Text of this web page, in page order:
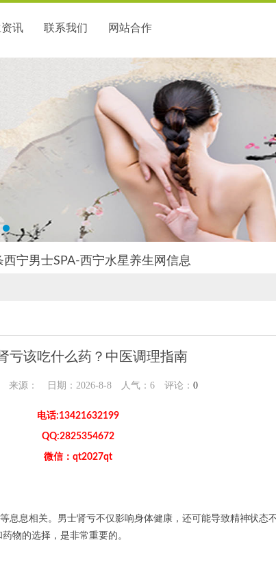
讯 联系我们 网站合作
宁男士SPA-西宁水星养生网信息
亏该吃什么药？中医调理指南
来源： 日期：2026-8-8 人气： 6评论： 0
电话:13421632199
QQ:2825354672
微信：qt2027qt
息息相关。男士肾亏不仅影响身体健康，还可能导致精神状态
物的选择，是非常重要的。